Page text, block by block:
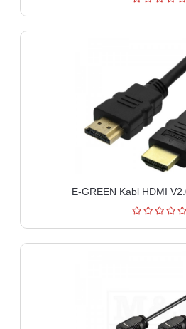
E-GREEN Kabl HDMI